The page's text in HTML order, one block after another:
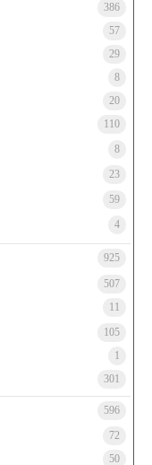
386
57
29
8
20
110
8
23
59
4
925
507
11
105
1
301
596
72
50